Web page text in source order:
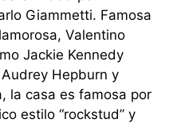
Giammetti. Famosa
Valentino
Jackie Kennedy
Hepburn y
la casa es famosa por
estilo “rockstud” y